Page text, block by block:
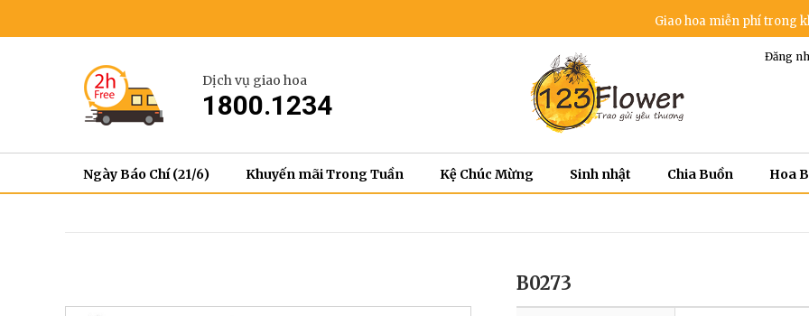
Giao hoa miễn phí trong khu vực nội
Dịch vụ giao hoa
1800.1234
Đăng
Ngày Báo Chí (21/6) Khuyến mãi Trong Tuần Kệ Chúc Mừng Sinh nhật Chia Buồn Hoa
B0273